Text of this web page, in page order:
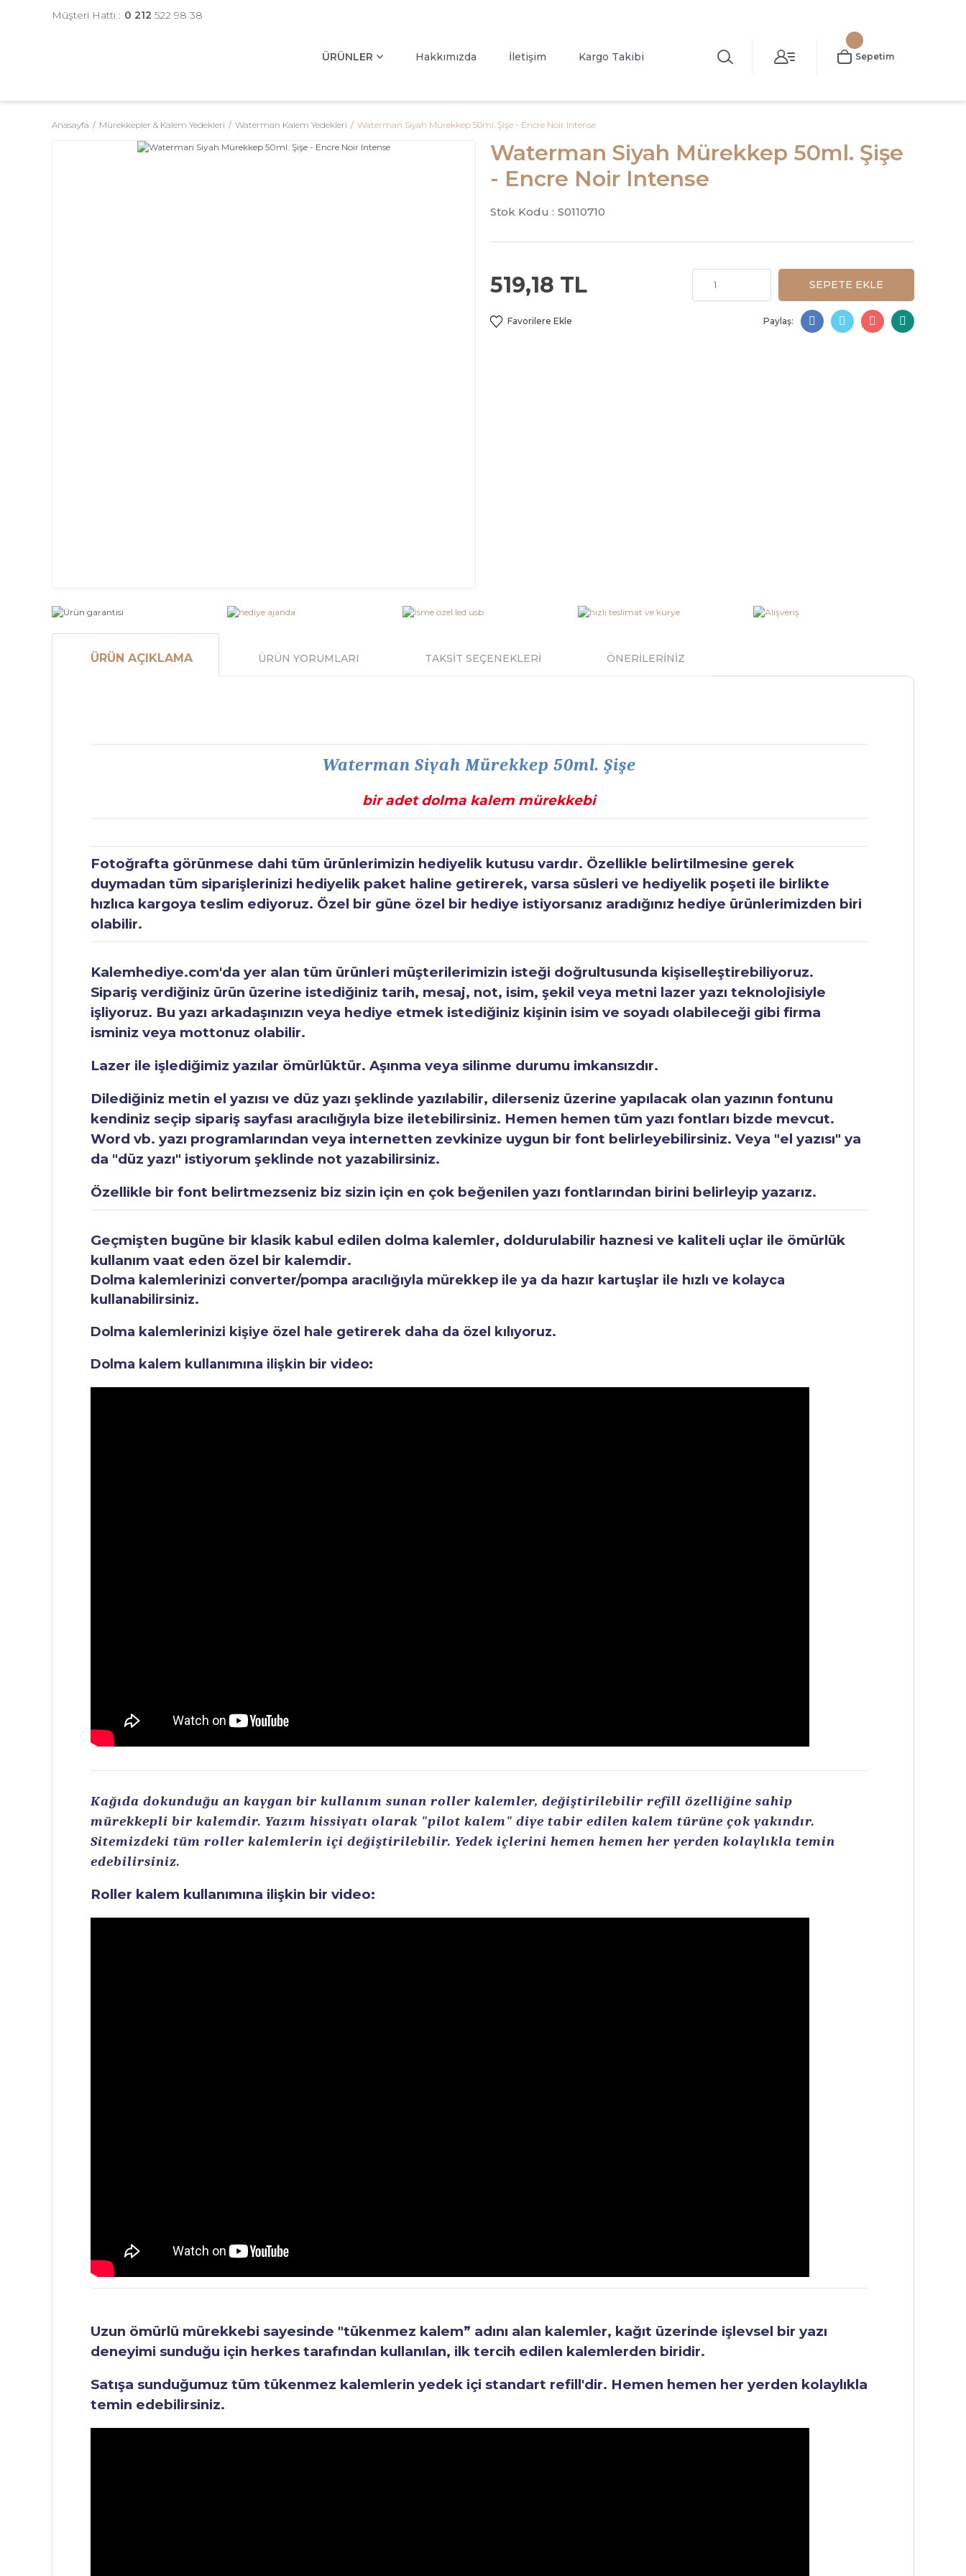
Müşteri Hattı : 0 212 522 98 38
ÜRÜNLER Hakkımızda İletişim Kargo Takibi Sepetim
Anasayfa Mürekkepler & Kalem Yedekleri Waterman Kalem Yedekleri Waterman Siyah Mürekkep 50ml. Şişe - Encre Noir Intense
Waterman Siyah Mürekkep 50ml. Şişe
- Encre Noir Intense
Stok Kodu : S0110710
519,18 TL SEPETE EKLE
Paylaş:
ÜRÜN AÇIKLAMA ÜRÜN YORUMLARI TAKSİT SEÇENEKLERİ ÖNERİLERİNİZ
Waterman Siyah Mürekkep 50ml. Şişe
bir adet dolma kalem mürekkebi
Fotoğrafta görünmese dahi tüm ürünlerimizin hediyelik kutusu vardır. Özellikle belirtilmesine gerek
duymadan tüm siparişlerinizi hediyelik paket haline getirerek, varsa süsleri ve hediyelik poşeti ile birlikte
hızlıca kargoya teslim ediyoruz. Özel bir güne özel bir hediye istiyorsanız aradığınız hediye ürünlerimizden biri
olabilir.
Kalemhediye.com'da yer alan tüm ürünleri müşterilerimizin isteği doğrultusunda kişiselleştirebiliyoruz.
Sipariş verdiğiniz ürün üzerine istediğiniz tarih, mesaj, not, isim, şekil veya metni lazer yazı teknolojisiyle
işliyoruz. Bu yazı arkadaşınızın veya hediye etmek istediğiniz kişinin isim ve soyadı olabileceği gibi firma
isminiz veya mottonuz olabilir.
Lazer ile işlediğimiz yazılar ömürlüktür. Aşınma veya silinme durumu imkansızdır.
Dilediğiniz metin el yazısı ve düz yazı şeklinde yazılabilir, dilerseniz üzerine yapılacak olan yazının fontunu
kendiniz seçip sipariş sayfası aracılığıyla bize iletebilirsiniz. Hemen hemen tüm yazı fontları bizde mevcut.
Word vb. yazı programlarından veya internetten zevkinize uygun bir font belirleyebilirsiniz. Veya "el yazısı" ya
da "düz yazı" istiyorum şeklinde not yazabilirsiniz.
Özellikle bir font belirtmezseniz biz sizin için en çok beğenilen yazı fontlarından birini belirleyip yazarız.
Geçmişten bugüne bir klasik kabul edilen dolma kalemler, doldurulabilir haznesi ve kaliteli uçlar ile ömürlük
kullanım vaat eden özel bir kalemdir.
Dolma kalemlerinizi converter/pompa aracılığıyla mürekkep ile ya da hazır kartuşlar ile hızlı ve kolayca
kullanabilirsiniz.
Dolma kalemlerinizi kişiye özel hale getirerek daha da özel kılıyoruz.
Dolma kalem kullanımına ilişkin bir video:
Kağıda dokunduğu an kaygan bir kullanım sunan roller kalemler, değiştirilebilir refill özelliğine sahip
mürekkepli bir kalemdir. Yazım hissiyatı olarak "pilot kalem" diye tabir edilen kalem türüne çok yakındır.
Sitemizdeki tüm roller kalemlerin içi değiştirilebilir. Yedek içlerini hemen hemen her yerden kolaylıkla temin
edebilirsiniz.
Roller kalem kullanımına ilişkin bir video:
Uzun ömürlü mürekkebi sayesinde "tükenmez kalem” adını alan kalemler, kağıt üzerinde işlevsel bir yazı
deneyimi sunduğu için herkes tarafından kullanılan, ilk tercih edilen kalemlerden biridir.
Satışa sunduğumuz tüm tükenmez kalemlerin yedek içi standart refill'dir. Hemen hemen her yerden kolaylıkla
temin edebilirsiniz.